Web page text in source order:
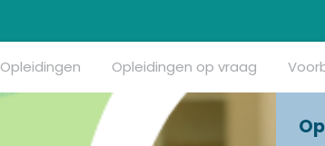
Opleidingen Opleidingen op vraag